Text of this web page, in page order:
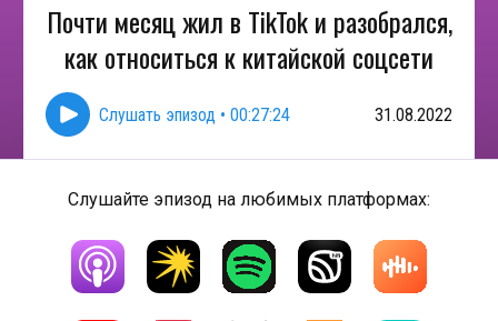
Почти месяц жил в TikTok и разобрался,
как относиться к китайской соцсети
Слушать эпизод • 00:27:24 31.08.2022
Слушайте эпизод на любимых платформах: